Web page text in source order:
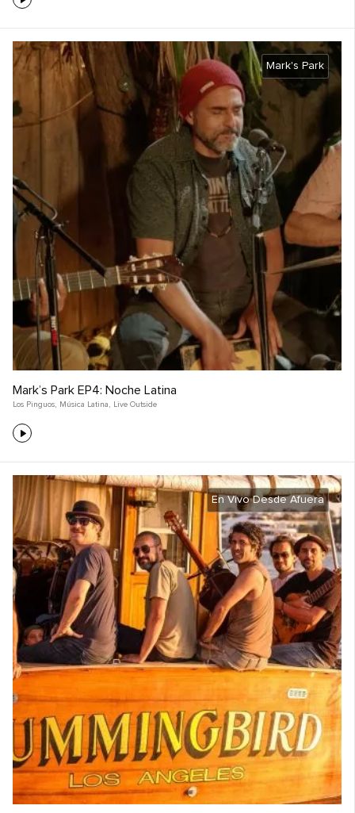
Mark's Park
Mark’s Park EP4: Noche Latina
Los Pinguos, Música Latina , Live Outside
En Vivo Desde Afuera